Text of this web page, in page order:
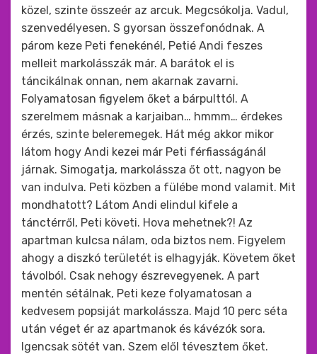
közel, szinte összeér az arcuk. Megcsókolja. Vadul,
szenvedélyesen. S gyorsan összefonódnak. A
párom keze Peti fenekénél, Petié Andi feszes
melleit markolásszák már. A barátok el is
táncikálnak onnan, nem akarnak zavarni.
Folyamatosan figyelem őket a bárpulttól. A
szerelmem másnak a karjaiban… hmmm… érdekes
érzés, szinte beleremegek. Hát még akkor mikor
látom hogy Andi kezei már Peti férfiasságánál
járnak. Simogatja, markolássza őt ott, nagyon be
van indulva. Peti közben a fülébe mond valamit. Mit
mondhatott? Látom Andi elindul kifele a
tánctérről, Peti követi. Hova mehetnek?! Az
apartman kulcsa nálam, oda biztos nem. Figyelem
ahogy a diszkó területét is elhagyják. Követem őket
távolból. Csak nehogy észrevegyenek. A part
mentén sétálnak, Peti keze folyamatosan a
kedvesem popsiját markolássza. Majd 10 perc séta
után véget ér az apartmanok és kávézók sora.
Igencsak sötét van. Szem elől tévesztem őket.